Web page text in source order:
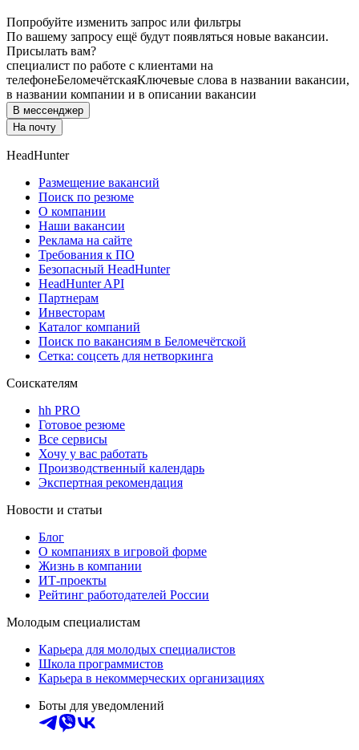
Попробуйте изменить запрос или фильтры
По вашему запросу ещё будут появляться новые вакансии.
Присылать вам?
специалист по работе с клиентами на
телефонеБеломечётскаяКлючевые слова в названии вакансии,
в названии компании и в описании вакансии
В мессенджер
На почту
HeadHunter
Размещение вакансий
Поиск по резюме
О компании
Наши вакансии
Реклама на сайте
Требования к ПО
Безопасный HeadHunter
HeadHunter API
Партнерам
Инвесторам
Каталог компаний
Поиск по вакансиям в Беломечётской
Сетка: соцсеть для нетворкинга
Соискателям
hh PRO
Готовое резюме
Все сервисы
Хочу у вас работать
Производственный календарь
Экспертная рекомендация
Новости и статьи
Блог
О компаниях в игровой форме
Жизнь в компании
ИТ-проекты
Рейтинг работодателей России
Молодым специалистам
Карьера для молодых специалистов
Школа программистов
Карьера в некоммерческих организациях
Боты для уведомлений